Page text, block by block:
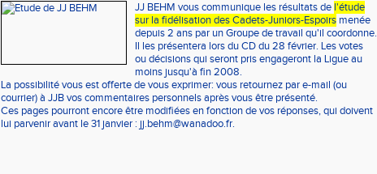
JJ BEHM vous communique les résultats de l'étude
sur la fidélisation des Cadets-Juniors-Espoirs menée
depuis 2 ans par un Groupe de travail qu'il coordonne.
Il les présentera lors du CD du 28 février. Les votes
ou décisions qui seront pris engageront la Ligue au
moins jusqu'à fin 2008.
La possibilité vous est offerte de vous exprimer: vous retournez par e-mail (ou
courrier) à JJB vos commentaires personnels après vous être présenté.
Ces pages pourront encore être modifiées en fonction de vos réponses, qui doivent
lui parvenir avant le 31 janvier : jj.behm@wanadoo.fr.